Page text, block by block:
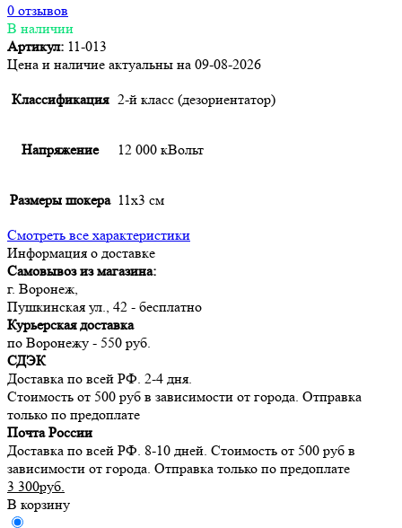
0 отзывов
В наличии
Артикул: 11-013
Цена и наличие актуальны на 09-08-2026
Классификация 2-й класс (дезориентатор)
Напряжение 12 000 кВольт
Размеры шокера 11х3 см
Смотреть все характеристики
Информация о доставке
Самовывоз из магазина:
г. Воронеж,
Пушкинская ул., 42 - бесплатно
Курьерская доставка
по Воронежу - 550 руб.
СДЭК
Доставка по всей РФ. 2-4 дня.
Стоимость от 500 руб в зависимости от города. Отправка
только по предоплате
Почта России
Доставка по всей РФ. 8-10 дней. Стоимость от 500 руб в
зависимости от города. Отправка только по предоплате
3 300руб.
В корзину